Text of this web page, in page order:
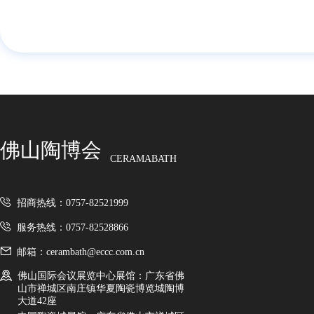
佛山陶博会 CERAMABATH
招商热线：0757-82521999
服务热线：0757-82528866
邮箱：cerambath@eccc.com.cn
佛山国际会议展览中心展馆：广东省佛
山市禅城区南庄镇华夏陶瓷博览城陶博
大道42座